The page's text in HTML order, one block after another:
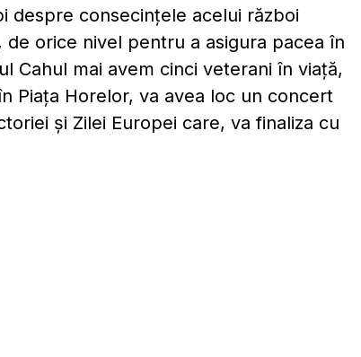
despre consecințele acelui război
orice nivel pentru a asigura pacea în
Cahul mai avem cinci veterani în viață,
Piața Horelor, va avea loc un concert
și Zilei Europei care, va finaliza cu